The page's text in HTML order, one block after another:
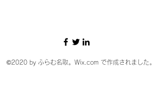
©2020 by ふらむ名取。Wix.com で作成されました。